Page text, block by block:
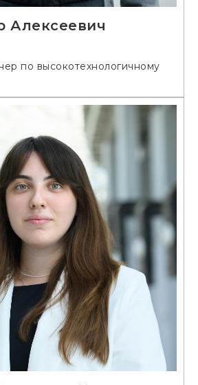
Алексеевич
по высокотехнологичному